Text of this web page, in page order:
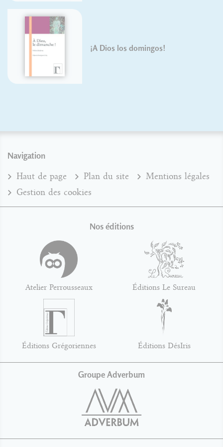
¡A Dios los domingos!
Navigation
Haut de page Plan du site
Mentions légales
Gestion des cookies
Nos éditions
Atelier Perrousseaux Éditions Le Sureau
Éditions Grégoriennes Éditions DésIris
Groupe Adverbum